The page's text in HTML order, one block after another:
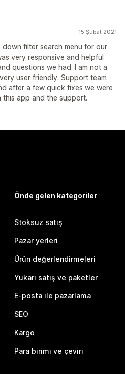
15 Şubat 2021
filter search menu for our
very responsive and helpful
questions we had. I am not a
user friendly. Support team
after a few quick fixes we were
app and the support.
Önde gelen kategoriler
Stoksuz satış
Pazar yerleri
Ürün değerlendirmeleri
Yukarı satış ve paketler
E-posta ile pazarlama
SEO
Kargo
Para birimi ve çeviri